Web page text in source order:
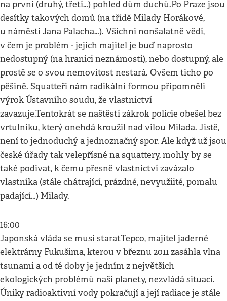
na první (druhý, třetí…) pohled dům duchů.Po Praze jsou
desítky takových domů (na třídě Milady Horákové,
u náměstí Jana Palacha…). Všichni nonšalatně vědí,
v čem je problém - jejich majitel je buď naprosto
nedostupný (na hranici neznámosti), nebo dostupný, ale
prostě se o svou nemovitost nestará. Ovšem ticho po
pěšině. Squatteři nám radikální formou připomněli
výrok Ústavního soudu, že vlastnictví
zavazuje.Tentokrát se naštěstí zákrok policie obešel bez
vrtulníku, který onehdá kroužil nad vilou Milada. Jistě,
není to jednoduchý a jednoznačný spor. Ale když už jsou
české úřady tak velepřísné na squattery, mohly by se
také podivat, k čemu přesně vlastnictví zavázalo
vlastníka (stále chátrající, prázdné, nevyužiité, pomalu
padající…) Milady.
16:00
Japonská vláda se musí staratTepco, majitel jaderné
elektrárny Fukušima, kterou v březnu 2011 zasáhla vlna
tsunami a od té doby je jedním z největších
ekologických problémů naší planety, nezvládá situaci.
Úniky radioaktivní vody pokračují a její radiace je stále